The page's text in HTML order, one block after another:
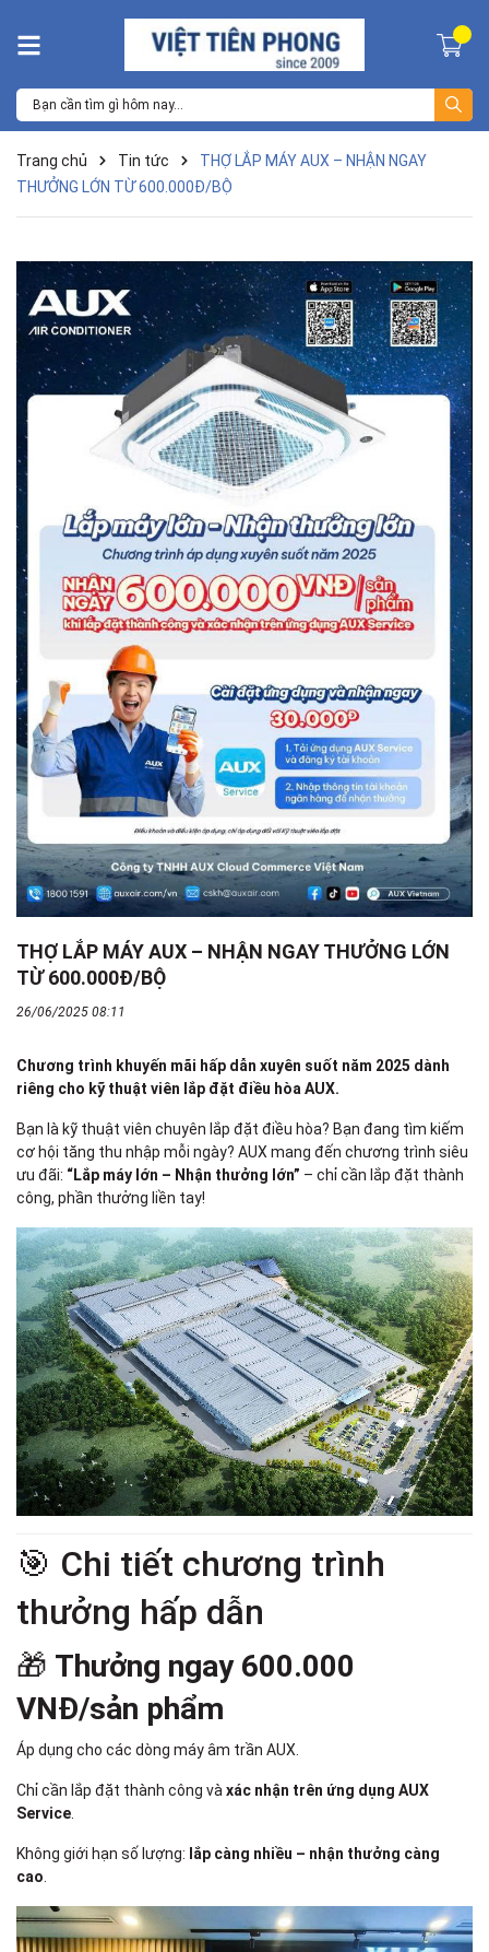
Trang chủ Tin tức
THỢ LẮP MÁY AUX – NHẬN NGAY
THƯỞNG LỚN TỪ 600.000Đ/BỘ
THỢ LẮP MÁY AUX – NHẬN NGAY THƯỞNG LỚN
TỪ 600.000Đ/BỘ
26/06/2025 08:11
Chương trình khuyến mãi hấp dẫn xuyên suốt năm 2025 dành
riêng cho kỹ thuật viên lắp đặt điều hòa AUX.
Bạn là kỹ thuật viên chuyên lắp đặt điều hòa? Bạn đang tìm kiếm
cơ hội tăng thu nhập mỗi ngày? AUX mang đến chương trình siêu
ưu đãi: “Lắp máy lớn – Nhận thưởng lớn” – chỉ cần lắp đặt thành
công, phần thưởng liền tay!
🎯 Chi tiết chương trình
thưởng hấp dẫn
🎁 Thưởng ngay 600.000
VNĐ/sản phẩm
Áp dụng cho các dòng máy âm trần AUX.
Chỉ cần lắp đặt thành công vàxác nhận trên ứng dụng AUX
Service.
Không giới hạn số lượng: lắp càng nhiều – nhận thưởng càng
cao.